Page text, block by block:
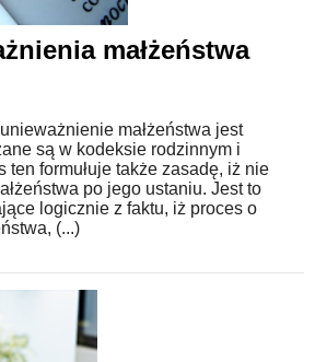
małżeństwa
małżeństwa jest
są w kodeksie rodzinnym i
ten formułuje także zasadę, iż nie
po jego ustaniu. Jest to
logicznie z faktu, iż proces o
(...)